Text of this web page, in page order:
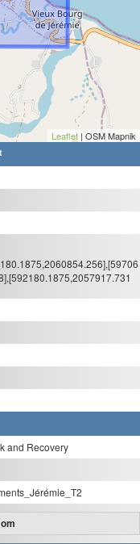
Leaflet | OSM Mapnik
and Recovery